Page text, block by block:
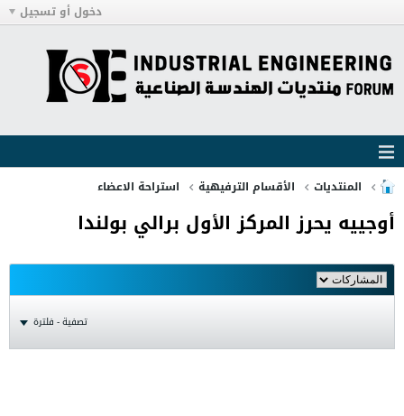
دخول أو تسجيل
المنتديات الأقسام الترفيهية استراحة الاعضاء
أوجييه يحرز المركز الأول برالي بولندا
تصفية - فلترة